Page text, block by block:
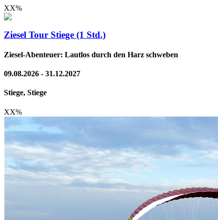
XX%
Ziesel Tour Stiege (1 Std.)
Ziesel-Abenteuer: Lautlos durch den Harz schweben
09.08.2026 - 31.12.2027
Stiege, Stiege
XX%